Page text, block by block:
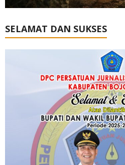
SELAMAT DAN SUKSES